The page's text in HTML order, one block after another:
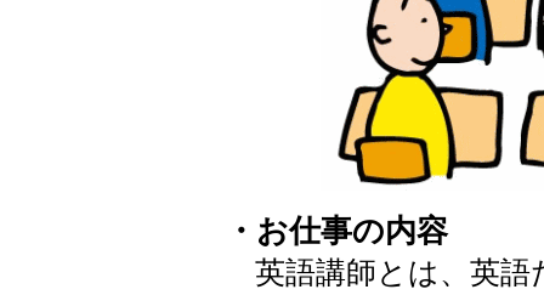
・お仕事の内容
英語講師とは、英語